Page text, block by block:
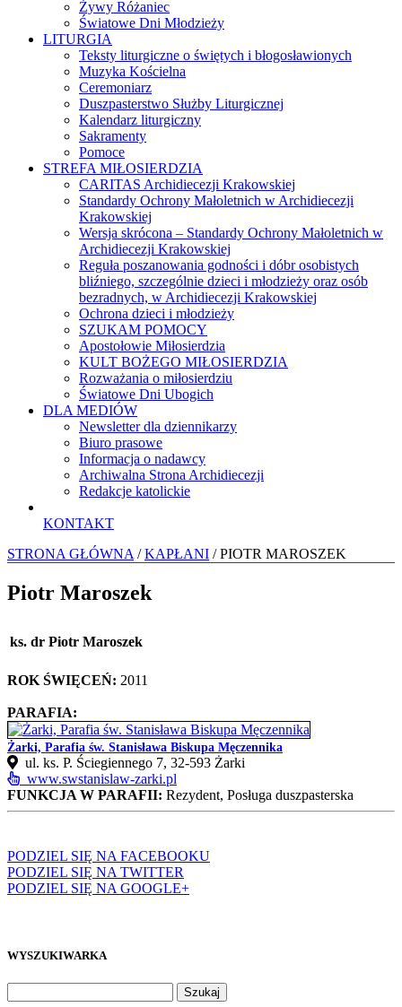
Żywy Różaniec
Światowe Dni Młodzieży
LITURGIA
Teksty liturgiczne o świętych i błogosławionych
Muzyka Kościelna
Ceremoniarz
Duszpasterstwo Służby Liturgicznej
Kalendarz liturgiczny
Sakramenty
Pomoce
STREFA MIŁOSIERDZIA
CARITAS Archidiecezji Krakowskiej
Standardy Ochrony Małoletnich w Archidiecezji
Krakowskiej
Wersja skrócona – Standardy Ochrony Małoletnich w
Archidiecezji Krakowskiej
Reguła poszanowania godności i dóbr osobistych
bliźniego, szczególnie dzieci i młodzieży oraz osób
bezradnych, w Archidiecezji Krakowskiej
Ochrona dzieci i młodzieży
SZUKAM POMOCY
Apostołowie Miłosierdzia
KULT BOŻEGO MIŁOSIERDZIA
Rozważania o miłosierdziu
Światowe Dni Ubogich
DLA MEDIÓW
Newsletter dla dziennikarzy
Biuro prasowe
Informacja o nadawcy
Archiwalna Strona Archidiecezji
Redakcje katolickie
KONTAKT
STRONA GŁÓWNA /KAPŁANI / PIOTR MAROSZEK
Piotr Maroszek
ks. dr Piotr Maroszek
ROK ŚWIĘCEŃ: 2011
PARAFIA:
Żarki, Parafia św. Stanisława Biskupa Męczennika
ul. ks. P. Ściegiennego 7, 32‑593 Żarki
www.swstanislaw-zarki.pl
FUNKCJA W PARAFII: Rezydent, Posługa duszpasterska
PODZIEL SIĘ NA FACEBOOKU
PODZIEL SIĘ NA TWITTER
PODZIEL SIĘ NA GOOGLE+
WYSZUKIWARKA